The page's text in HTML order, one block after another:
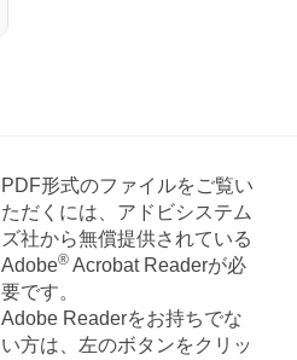
PDF形式のファイルをご覧い
ただくには、アドビシステム
ズ社から無償提供されている
Adobe®Acrobat Readerが必
要です。
Adobe Readerをお持ちでな
い方は、左のボタンをクリッ